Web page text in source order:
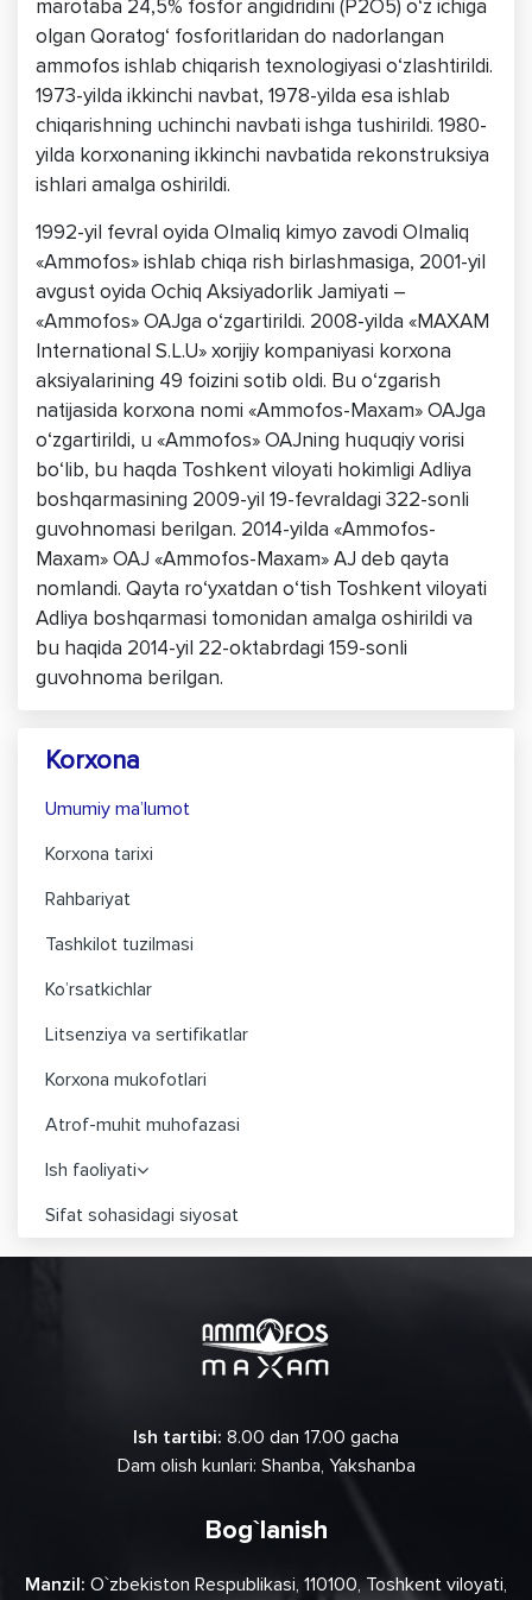
marotaba 24,5% fosfor angidridini (P2O5) o‘z ichiga
olgan Qoratog‘ fosforitlaridan do nadorlangan
ammofos ishlab chiqarish texnologiyasi o‘zlashtirildi.
1973-yilda ikkinchi navbat, 1978-yilda esa ishlab
chiqarishning uchinchi navbati ishga tushirildi. 1980-
yilda korxonaning ikkinchi navbatida rekonstruksiya
ishlari amalga oshirildi.
1992-yil fevral oyida Olmaliq kimyo zavodi Olmaliq
«Ammofos» ishlab chiqa rish birlashmasiga, 2001-yil
avgust oyida Ochiq Aksiyadorlik Jamiyati –
«Ammofos» OAJga o‘zgartirildi. 2008-yilda «MAXAM
International S.L.U» xorijiy kompaniyasi korxona
aksiyalarining 49 foizini sotib oldi. Bu o‘zgarish
natijasida korxona nomi «Ammofos-Maxam» OAJga
o‘zgartirildi, u «Ammofos» OAJning huquqiy vorisi
bo‘lib, bu haqda Toshkent viloyati hokimligi Adliya
boshqarmasining 2009-yil 19-fevraldagi 322-sonli
guvohnomasi berilgan. 2014-yilda «Ammofos-
Maxam» OAJ «Ammofos-Maxam» AJ deb qayta
nomlandi. Qayta ro‘yxatdan o‘tish Toshkent viloyati
Adliya boshqarmasi tomonidan amalga oshirildi va
bu haqida 2014-yil 22-oktabrdagi 159-sonli
guvohnoma berilgan.
Korxona
Umumiy ma’lumot
Korxona tarixi
Rahbariyat
Tashkilot tuzilmasi
Ko’rsatkichlar
Litsenziya va sertifikatlar
Korxona mukofotlari
Atrof-muhit muhofazasi
Ish faoliyati
Sifat sohasidagi siyosat
Ish tartibi: 8.00 dan 17.00 gacha
Dam olish kunlari: Shanba, Yakshanba
Bog`lanish
Manzil: O`zbekiston Respublikasi, 110100, Toshkent viloyati,